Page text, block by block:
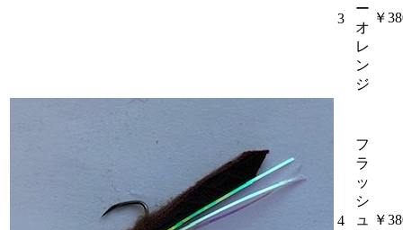
3
ー
オ
レ
ン
ジ
￥
4
フ
ラ
ッ
シ
ュ
￥